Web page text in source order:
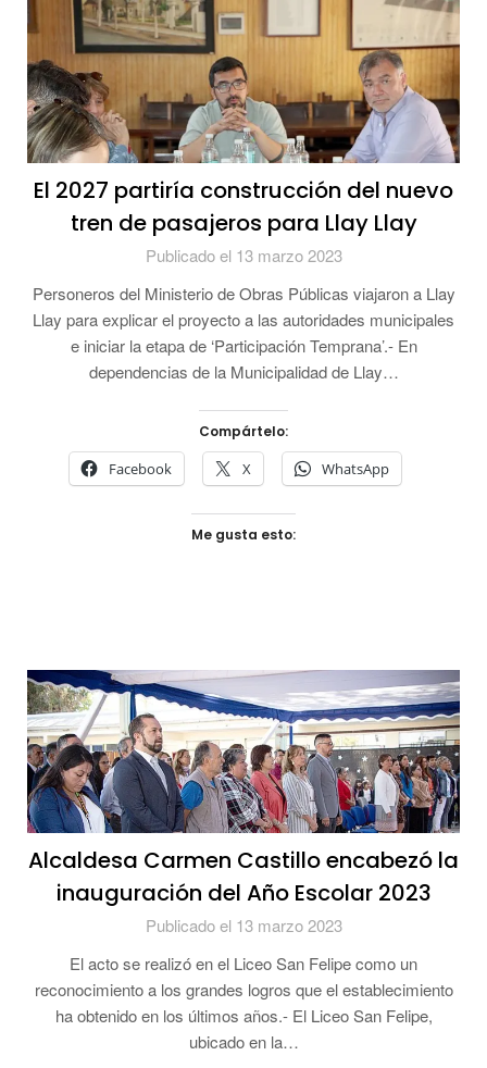
El 2027 partiría construcción del nuevo
tren de pasajeros para Llay Llay
Publicado el 13 marzo 2023
Personeros del Ministerio de Obras Públicas viajaron a Llay
Llay para explicar el proyecto a las autoridades municipales
e iniciar la etapa de ‘Participación Temprana’.- En
dependencias de la Municipalidad de Llay…
Compártelo:
Facebook X WhatsApp
Me gusta esto:
Alcaldesa Carmen Castillo encabezó la
inauguración del Año Escolar 2023
Publicado el 13 marzo 2023
El acto se realizó en el Liceo San Felipe como un
reconocimiento a los grandes logros que el establecimiento
ha obtenido en los últimos años.- El Liceo San Felipe,
ubicado en la…